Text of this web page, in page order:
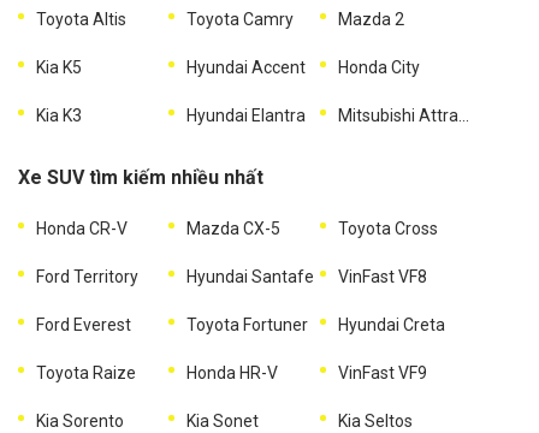
Toyota Altis Toyota Camry Mazda 2
Kia K5 Hyundai Accent Honda City
Kia K3 Hyundai Elantra Mitsubishi Attrage
Xe SUV tìm kiếm nhiều nhất
Honda CR-V Mazda CX-5 Toyota Cross
Ford Territory Hyundai Santafe VinFast VF8
Ford Everest Toyota Fortuner Hyundai Creta
Toyota Raize Honda HR-V VinFast VF9
Kia Sorento Kia Sonet Kia Seltos